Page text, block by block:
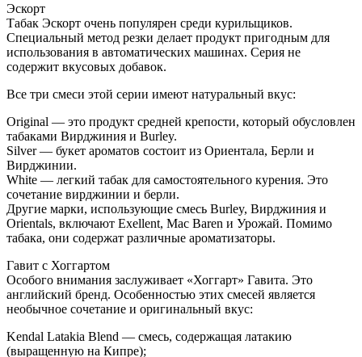
Эскорт
Табак Эскорт очень популярен среди курильщиков.
Специальный метод резки делает продукт пригодным для
использования в автоматических машинах. Серия не
содержит вкусовых добавок.
Все три смеси этой серии имеют натуральный вкус:
Original — это продукт средней крепости, который обусловлен
табаками Вирджиния и Burley.
Silver — букет ароматов состоит из Ориентала, Берли и
Вирджинии.
White — легкий табак для самостоятельного курения. Это
сочетание вирджинии и берли.
Другие марки, использующие смесь Burley, Вирджиния и
Orientals, включают Exellent, Mac Baren и Урожай. Помимо
табака, они содержат различные ароматизаторы.
Гавит с Хоггартом
Особого внимания заслуживает «Хоггарт» Гавита. Это
английский бренд. Особенностью этих смесей является
необычное сочетание и оригинальный вкус:
Kendal Latakia Blend — смесь, содержащая латакию
(выращенную на Кипре);